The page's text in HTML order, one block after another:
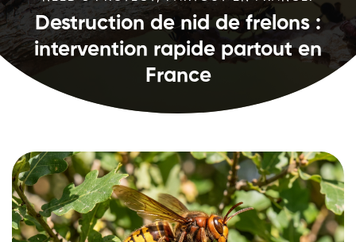
Destruction de nid de frelons :
intervention rapide partout en
France